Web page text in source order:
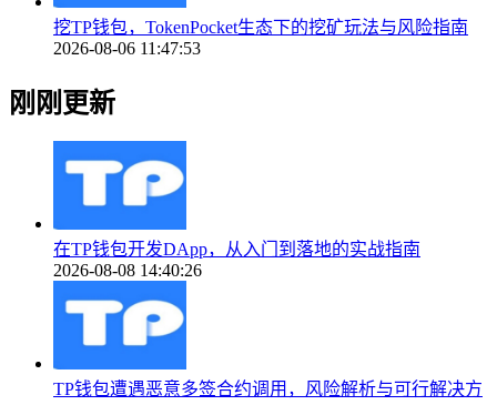
挖TP钱包，TokenPocket生态下的挖矿玩法与风险指南
2026-08-06 11:47:53
刚刚更新
在TP钱包开发DApp，从入门到落地的实战指南
2026-08-08 14:40:26
TP钱包遭遇恶意多签合约调用，风险解析与可行解决方